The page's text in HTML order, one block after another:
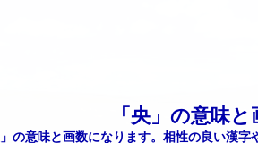
「央」の意味と
の意味と画数になります。相性の良い漢字